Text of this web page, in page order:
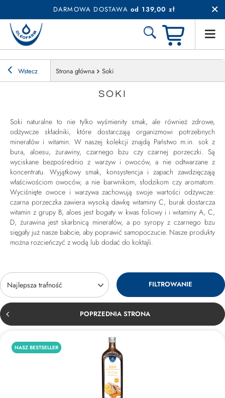
DARMOWA DOSTAWA od 139,00 zł
Wstecz Strona główna Soki
SOKI
Soki naturalne to nie tylko wyśmienity smak, ale również zdrowe,
odżywcze składniki, które dostarczają organizmowi potrzebnych
minerałów i witamin. W naszej kolekcji znajdą Państwo m.in. sok z
bura, aloesu, żurawiny, czarnego bzu czy czarnej porzeczki. Są
wyciskane bezpośrednio z warzyw i owoców, a nie odtwarzane z
koncentratu. Wyjątkowy smak, konsystencja i zapach zawdzięczają
właściwościom owoców, a nie barwnikom, słodzikom czy aromatom.
Wyciśnięte owoce i warzywa zachowują swoje wartości odżywcze:
czarna porzeczka zawiera wysoką dawkę witaminy C, burak dostarcza
witamin z grupy B, aloes jest bogaty w kwas foliowy i i witaminy A, C,
D, żurawina jest skarbnicą minerałów, a po syropy z czarnego bzu
sięgały już nasze babcie, aby poprawić samopoczucie. Nasze produkty
można rozcieńczyć z wodą lub dodać do koktajli.
Zmień sortowanie
Najlepsza trafność FILTROWANIE
POPRZEDNIA STRONA
NASZ BESTSELLER